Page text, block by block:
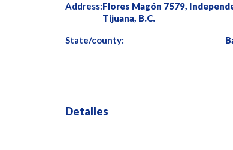
Address:Flores Magón 7579,
Tijuana, B.C.
State/county:
Detalles